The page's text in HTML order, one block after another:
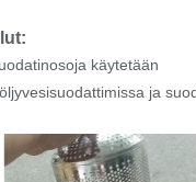
käytetään
ja